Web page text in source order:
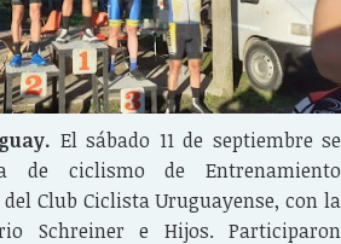
El sábado 11 de septiembre se
de ciclismo de Entrenamiento
Club Ciclista Uruguayense, con la
Schreiner e Hijos. Participaron